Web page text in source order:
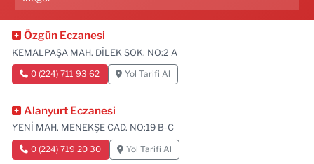
Özgün Eczanesi
KEMALPAŞA MAH. DİLEK SOK. NO:2 A
0 (224) 711 93 62 Yol Tarifi Al
Alanyurt Eczanesi
YENİ MAH. MENEKŞE CAD. NO:19 B-C
0 (224) 719 20 30 Yol Tarifi Al